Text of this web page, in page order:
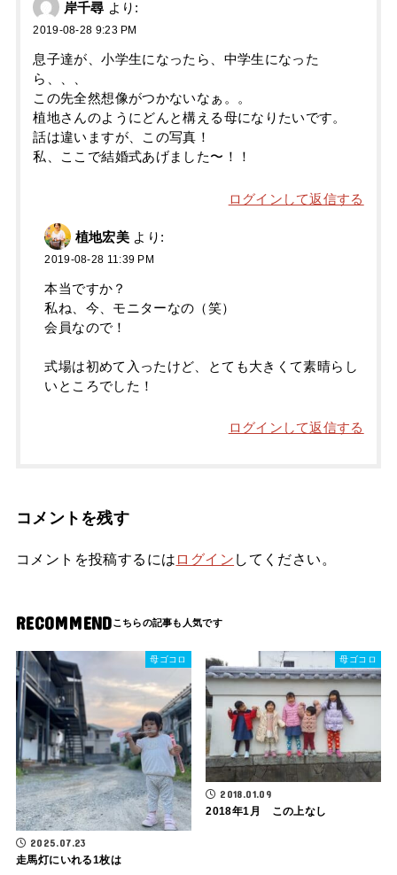
岸千尋 より:
2019-08-28 9:23 PM
息子達が、小学生になったら、中学生になった
ら、、、
この先全然想像がつかないなぁ。。
植地さんのようにどんと構える母になりたいです。
話は違いますが、この写真！
私、ここで結婚式あげました〜！！
ログインして返信する
植地宏美 より:
2019-08-28 11:39 PM
本当ですか？
私ね、今、モニターなの（笑）
会員なので！
式場は初めて入ったけど、とても大きくて素晴らし
いところでした！
ログインして返信する
コメントを残す
コメントを投稿するには ログイン してください。
RECOMMEND
母ゴコロ
2025.07.23
走馬灯にいれる1枚は
母ゴコロ
2018.01.09
2018年1月 この上なし